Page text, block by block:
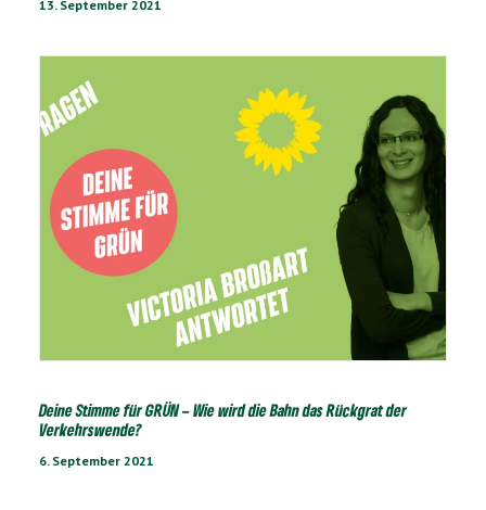
13. September 2021
Deine Stimme für GRÜN – Wie wird die Bahn das Rückgrat der
Verkehrswende?
6. September 2021